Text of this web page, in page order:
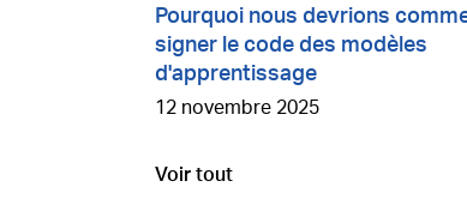
Pourquoi nous devrions
signer le code des modèles
d'apprentissage
12 novembre 2025
Voir tout
Aller à